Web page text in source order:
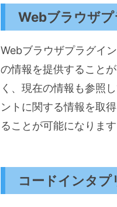
Webブラウザプ
Webブラウザプラグイ
の情報を提供すること
く、現在の情報も参照
ントに関する情報を取
ることが可能になります
コードインタ